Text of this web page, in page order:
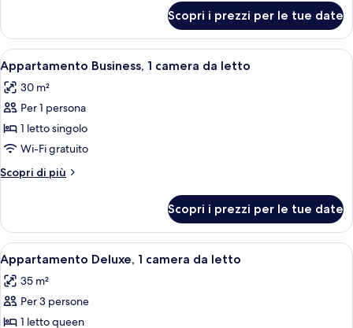
disabili
comfort,
accessibile
ai
disabili
Scopri i prezzi per le tue date
Apri
tutte
le
foto
per
Appartamento
Business,
1
da
letto
Una camera da letto con un letto,
20
Appartamento Business, 1 camera da letto
30 m²
Per 1 persona
1 letto singolo
Wi-Fi gratuito
Scopri di più
Altri
Business,
camera
da
letto
Scopri i prezzi per le tue date
Apri
tutte
le
foto
per
Una camera da letto moderna con
8
Appartamento Deluxe, 1 camera da letto
35 m²
Per 3 persone
1 letto queen